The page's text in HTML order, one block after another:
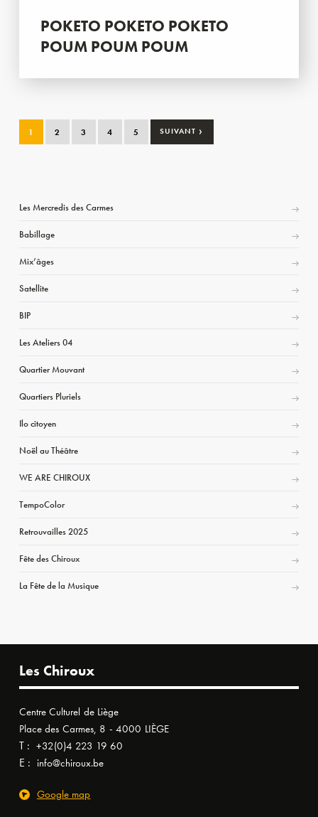
POKETO POKETO POKETO
POUM POUM POUM
1 2 3 4 5 SUIVANT ›
Les Mercredis des Carmes
Babillage
Mix’âges
Satellite
BIP
Les Ateliers 04
Quartier Mouvant
Quartiers Pluriels
Ilo citoyen
Noël au Théâtre
WE ARE CHIROUX
TempoColor
Retrouvailles 2025
Fête des Chiroux
La Fête de la Musique
Les Chiroux
Centre Culturel de Liège
Place des Carmes, 8 - 4000 LIÈGE
T : +32(0)4 223 19 60
E : info@chiroux.be
Google map